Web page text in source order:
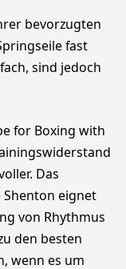
bevorzugten
fast
sind jedoch
for Boxing with
Das
Shenton eignet
von Rhythmus
den besten
wenn es um